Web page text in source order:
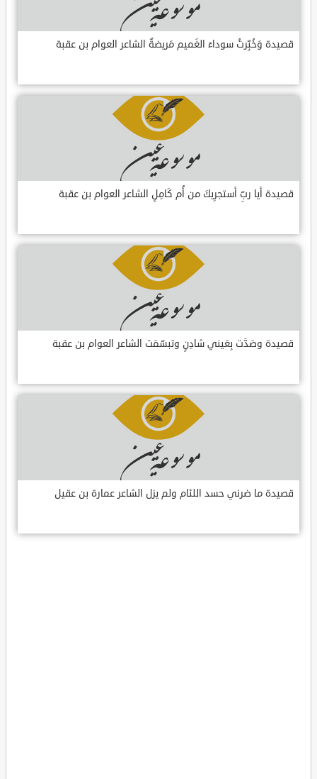
قصيدة وَخُبِّرتُ سوداءَ الغَميم مَريضةٌ الشاعر العوام بن عقبة
قصيدة أيا ربِّ أستجرِيكَ من أُم كَامِلٍ الشاعر العوام بن عقبة
قصيدة وصَدَّت بِعَيني شادِنٍ وتبسّمَت الشاعر العوام بن عقبة
قصيدة ما ضرني حسد اللئام ولم يزل الشاعر عمارة بن عقيل